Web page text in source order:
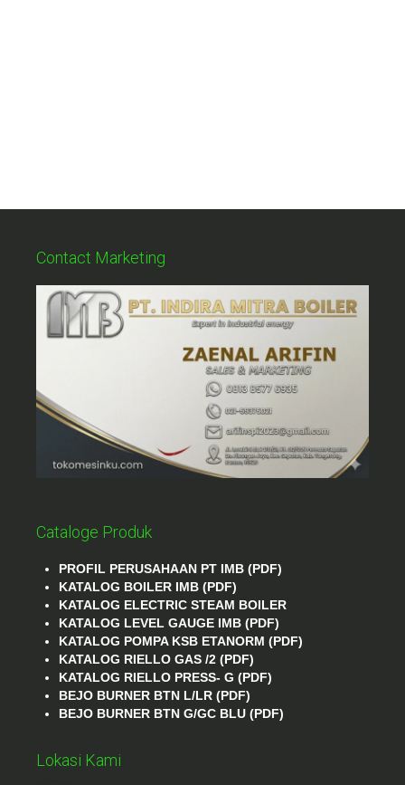
Contact Marketing
Cataloge Produk
PROFIL PERUSAHAAN PT IMB (PDF)
KATALOG BOILER IMB (PDF)
KATALOG ELECTRIC STEAM BOILER
KATALOG LEVEL GAUGE IMB (PDF)
KATALOG POMPA KSB ETANORM (PDF)
KATALOG RIELLO GAS /2 (PDF)
KATALOG RIELLO PRESS- G (PDF)
BEJO BURNER BTN L/LR (PDF)
BEJO BURNER BTN G/GC BLU (PDF)
Lokasi Kami